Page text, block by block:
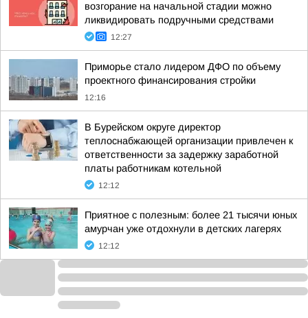
возгорание на начальной стадии можно
ликвидировать подручными средствами
12:27
Приморье стало лидером ДФО по объему
проектного финансирования стройки
12:16
В Бурейском округе директор
теплоснабжающей организации привлечен к
ответственности за задержку заработной
платы работникам котельной
12:12
Приятное с полезным: более 21 тысячи юных
амурчан уже отдохнули в детских лагерях
12:12